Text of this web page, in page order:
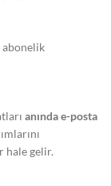
abonelik
anında e-posta
hale gelir.